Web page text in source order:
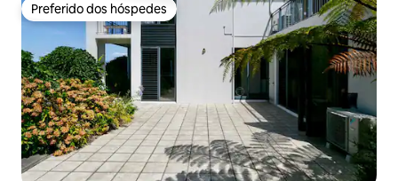
Preferido dos hóspedes
Preferido dos hóspedes